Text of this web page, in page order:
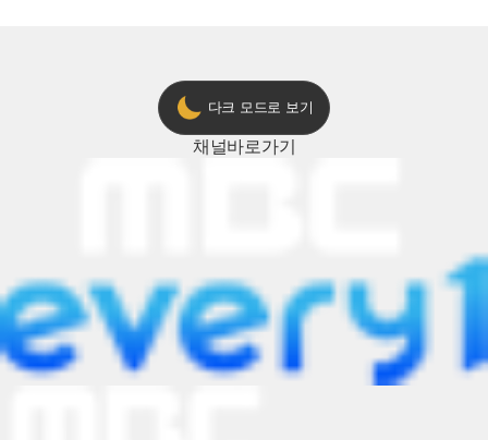
다크 모드로 보기
채널바로가기